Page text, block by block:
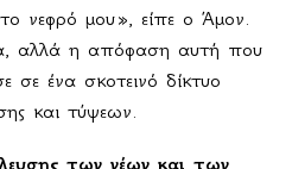
νεφρό μου», είπε ο Άμον.
αλλά η απόφαση αυτή που
σε ένα σκοτεινό δίκτυο
και τύψεων.
των νέων και των